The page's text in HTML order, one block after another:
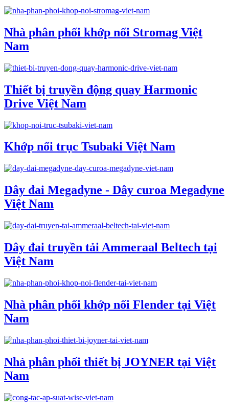
Nhà phân phối khớp nối Stromag Việt
Nam
Thiết bị truyền động quay Harmonic
Drive Việt Nam
Khớp nối trục Tsubaki Việt Nam
Dây đai Megadyne - Dây curoa Megadyne
Việt Nam
Dây đai truyền tải Ammeraal Beltech tại
Việt Nam
Nhà phân phối khớp nối Flender tại Việt
Nam
Nhà phân phối thiết bị JOYNER tại Việt
Nam